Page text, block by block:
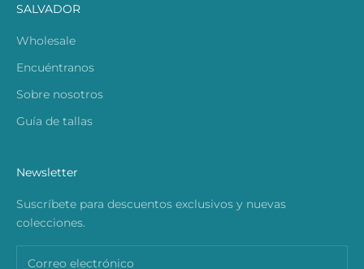
SALVADOR
Wholesale
Encuéntranos
Sobre nosotros
Guía de tallas
Newsletter
Suscríbete para descuentos exclusivos y nuevas
colecciones.